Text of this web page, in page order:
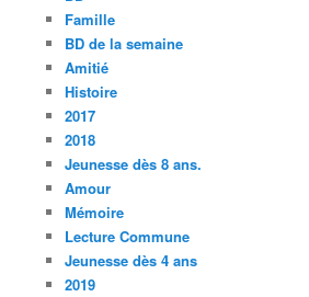
Famille
BD de la semaine
Amitié
Histoire
2017
2018
Jeunesse dès 8 ans.
Amour
Mémoire
Lecture Commune
Jeunesse dès 4 ans
2019